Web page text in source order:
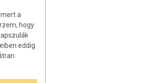
a
hogy
eddig